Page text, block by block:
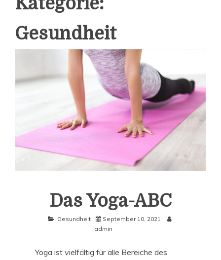
Gesundheit
Das Yoga-ABC
Gesundheit
September 10, 2021
admin
Yoga ist vielfältig für alle Bereiche des